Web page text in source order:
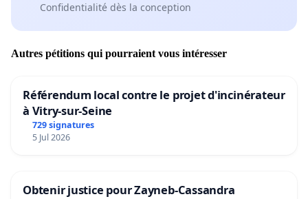
Confidentialité dès la conception
Autres pétitions qui pourraient vous intéresser
Référendum local contre le projet d'incinérateur
à Vitry-sur-Seine
729 signatures
5 Jul 2026
Obtenir justice pour Zayneb-Cassandra